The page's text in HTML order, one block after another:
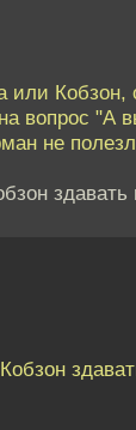
или Кобзон,
вопрос "А
не
здавать